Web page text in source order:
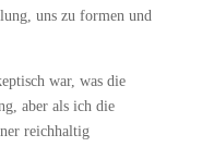
uns zu formen und
war, was die
aber als ich die
reichhaltig